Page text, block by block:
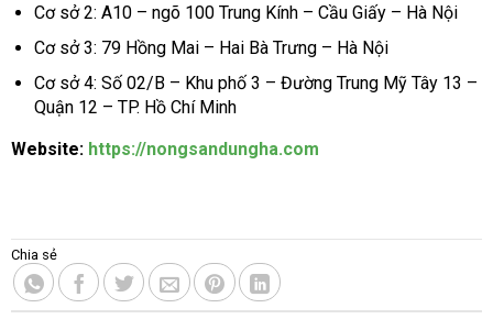
Cơ sở 2: A10 – ngõ 100 Trung Kính – Cầu Giấy – Hà Nội
Cơ sở 3: 79 Hồng Mai – Hai Bà Trưng – Hà Nội
Cơ sở 4: Số 02/B – Khu phố 3 – Đường Trung Mỹ Tây 13 –
Quận 12 – TP. Hồ Chí Minh
Website: https://nongsandungha.com
Chia sẻ